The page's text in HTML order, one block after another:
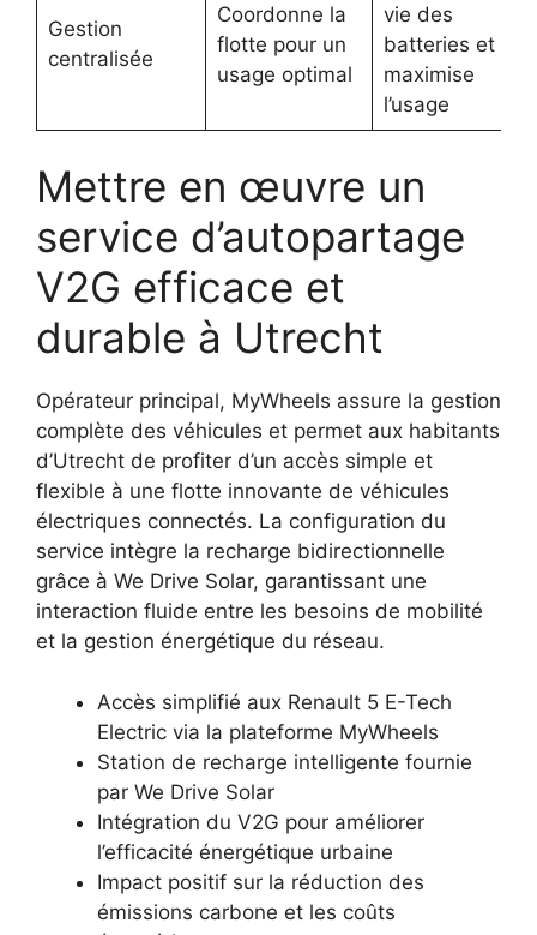
Gestion
centralisée
Coordonne la
flotte pour un
usage optimal
vie des
batteries et
maximise
l’usage
Mettre en œuvre un
service d’autopartage
V2G efficace et
durable à Utrecht
Opérateur principal, MyWheels assure la gestion
complète des véhicules et permet aux habitants
d’Utrecht de profiter d’un accès simple et
flexible à une flotte innovante de véhicules
électriques connectés. La configuration du
service intègre la recharge bidirectionnelle
grâce à We Drive Solar, garantissant une
interaction fluide entre les besoins de mobilité
et la gestion énergétique du réseau.
Accès simplifié aux Renault 5 E-Tech
Electric via la plateforme MyWheels
Station de recharge intelligente fournie
par We Drive Solar
Intégration du V2G pour améliorer
l’efficacité énergétique urbaine
Impact positif sur la réduction des
émissions carbone et les coûts